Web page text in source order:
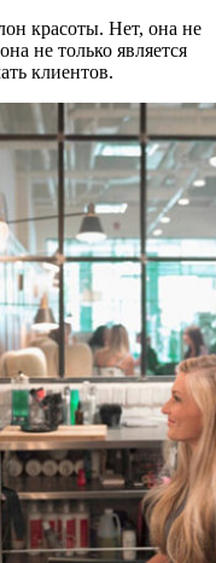
красоты. Нет, она не
не только является
клиентов.